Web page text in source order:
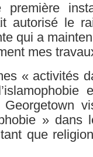
autorisé le
qui a
mes
« activités
Georgetown
» dans
que